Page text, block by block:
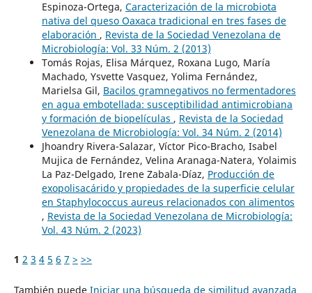
Espinoza-Ortega, Caracterización de la microbiota
nativa del queso Oaxaca tradicional en tres fases de
elaboración , Revista de la Sociedad Venezolana de
Microbiología: Vol. 33 Núm. 2 (2013)
Tomás Rojas, Elisa Márquez, Roxana Lugo, María
Machado, Ysvette Vasquez, Yolima Fernández,
Marielsa Gil, Bacilos gramnegativos no fermentadores
en agua embotellada: susceptibilidad antimicrobiana
y formación de biopelículas , Revista de la Sociedad
Venezolana de Microbiología: Vol. 34 Núm. 2 (2014)
Jhoandry Rivera-Salazar, Víctor Pico-Bracho, Isabel
Mujica de Fernández, Velina Aranaga-Natera, Yolaimis
La Paz-Delgado, Irene Zabala-Díaz, Producción de
exopolisacárido y propiedades de la superficie celular
en Staphylococcus aureus relacionados con alimentos
, Revista de la Sociedad Venezolana de Microbiología:
Vol. 43 Núm. 2 (2023)
1 2 3 4 5 6 7 > >>
También puede Iniciar una búsqueda de similitud avanzada